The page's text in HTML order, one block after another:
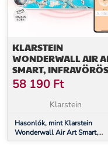
KLARSTEIN
WONDERWALL AIR
SMART, INFRAVÖRÖS
HŐSUGÁRZÓ, 80 X 60
CM, 500 W, VIRÁGOK
58 190 Ft
Klarstein
Hasonlók, mint Klarstein
Wonderwall Air Art Smart,
infravörös hősugárzó, 80 x 60